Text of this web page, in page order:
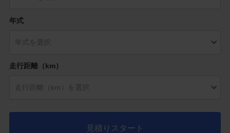
年式
走行距離（km）
見積りスタート